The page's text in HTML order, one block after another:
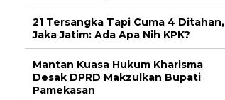
21 Tersangka Tapi Cuma 4 Ditahan,
Jaka Jatim: Ada Apa Nih KPK?
Mantan Kuasa Hukum Kharisma
Desak DPRD Makzulkan Bupati
Pamekasan